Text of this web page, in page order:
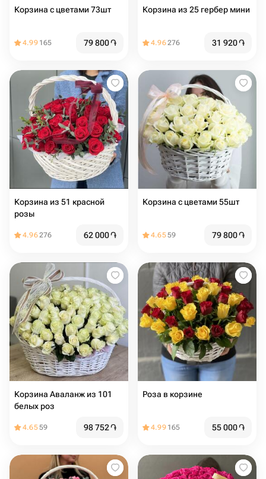
Корзина с цветами 73шт
4.99 165 79 800֏
Корзина из 25 гербер мини
4.96276 31 920֏
Корзина из 51 красной
розы
4.96276 62 000֏
Корзина с цветами 55шт
4.6559 79 800֏
Корзина Аваланж из 101
белых роз
4.6559 98 752֏
Роза в корзине
4.99 165 55 000֏